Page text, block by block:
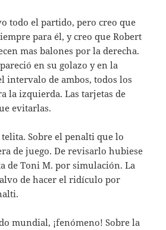
todo el partido, pero creo que
para él, y creo que Robert
mas balones por la derecha.
en su golazo y en la
intervalo de ambos, todos los
la izquierda. Las tarjetas de
evitarlas.
Sobre el penalti que lo
de juego. De revisarlo hubiese
de Toni M. por simulación. La
de hacer el ridículo por
mundial, ¡fenómeno! Sobre la